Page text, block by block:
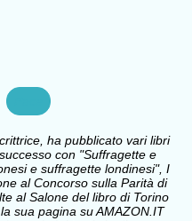
ha pubblicato vari libri
con "Suffragette e
e suffragette londinesi", I
al Concorso sulla Parità di
al Salone del libro di Torino
sua pagina su AMAZON.IT